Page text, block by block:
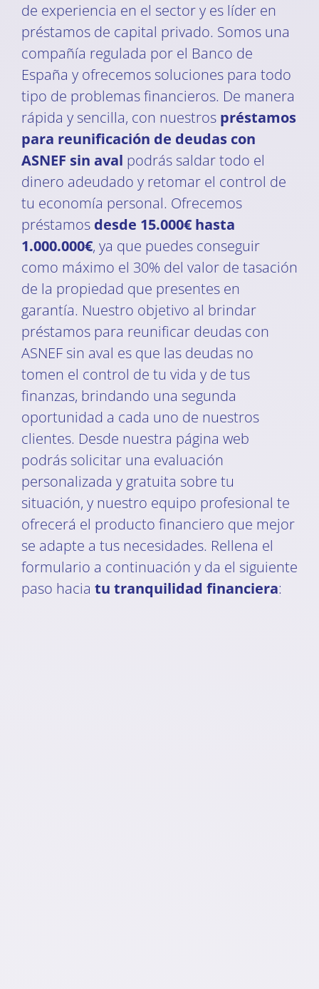
de experiencia en el sector y es líder en
préstamos de capital privado. Somos una
compañía regulada por el Banco de
España y ofrecemos soluciones para todo
tipo de problemas financieros. De manera
rápida y sencilla, con nuestros préstamos
para reunificación de deudas con
ASNEF sin aval podrás saldar todo el
dinero adeudado y retomar el control de
tu economía personal. Ofrecemos
préstamosdesde 15.000€ hasta
1.000.000€, ya que puedes conseguir
como máximo el 30% del valor de tasación
de la propiedad que presentes en
garantía. Nuestro objetivo al brindar
préstamos para reunificar deudas con
ASNEF sin aval es que las deudas no
tomen el control de tu vida y de tus
finanzas, brindando una segunda
oportunidad a cada uno de nuestros
clientes. Desde nuestra página web
podrás solicitar una evaluación
personalizada y gratuita sobre tu
situación, y nuestro equipo profesional te
ofrecerá el producto financiero que mejor
se adapte a tus necesidades. Rellena el
formulario a continuación y da el siguiente
paso hacia tu tranquilidad financiera: